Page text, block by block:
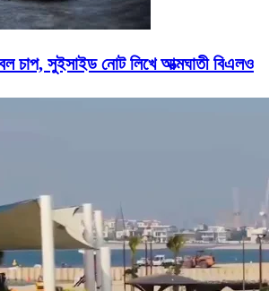
সুইসাইড নোট লিখে আত্মঘাতী বিএলও